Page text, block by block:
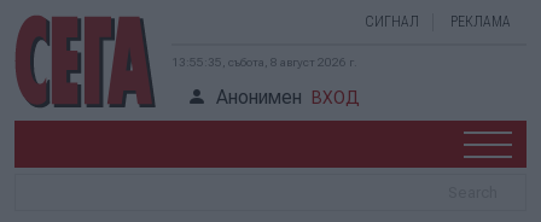
СИГНАЛ РЕКЛАМА
13:55:36, събота, 8 август 2026 г.
Анонимен ВХОД